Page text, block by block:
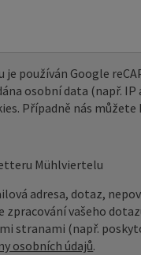
používán Google
osobní data (např.
Případně nás
Mühlviertelu
adresa, dotaz,
vašeho
stranami (např.
osobních údajů.